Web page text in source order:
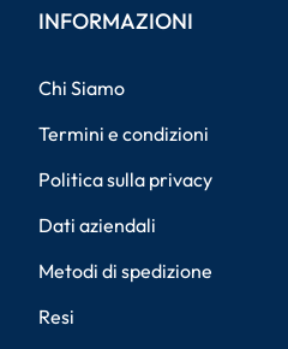
INFORMAZIONI
Chi Siamo
Termini e condizioni
Politica sulla privacy
Dati aziendali
Metodi di spedizione
Resi